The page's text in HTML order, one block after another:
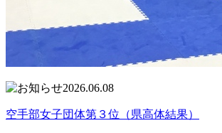
2026.06.08
空手部女子団体第３位（県高体結果）